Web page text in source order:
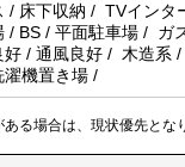
/ 床下収納 / TVインタ
/ BS / 平面駐車場 / ガ
好 / 通風良好 / 木造系
濯機置き場 /
る場合は、現状優先とな